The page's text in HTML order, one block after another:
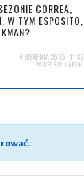
CORREA,
W TYM ESPOSITO,
4 SIERPNIA 2025 | 11:39
PAWEŁ ŚWINARSKI
.